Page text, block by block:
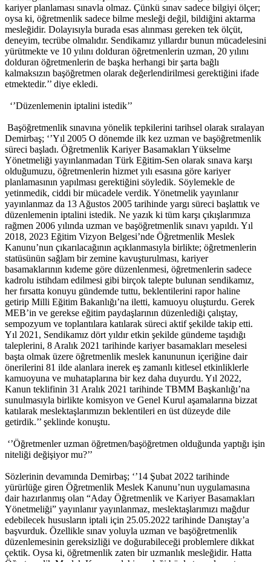
kariyer planlaması sınavla olmaz. Çünkü sınav sadece bilgiyi ölçer;
oysa ki, öğretmenlik sadece bilme mesleği değil, bildiğini aktarma
mesleğidir. Dolayısıyla burada esas alınması gereken tek ölçüt,
deneyim, tecrübe olmalıdır. Sendikamız yıllardır bunun mücadelesini
yürütmekte ve 10 yılını dolduran öğretmenlerin uzman, 20 yılını
dolduran öğretmenlerin de başka herhangi bir şarta bağlı
kalmaksızın başöğretmen olarak değerlendirilmesi gerektiğini ifade
etmektedir.’’ diye ekledi.
‘’Düzenlemenin iptalini istedik’’
Başöğretmenlik sınavına yönelik tepkilerini tarihsel olarak sıralayan
Demirbaş; ‘’Yıl 2005 O dönemde ilk kez uzman ve başöğretmenlik
süreci başladı. Öğretmenlik Kariyer Basamakları Yükselme
Yönetmeliği yayınlanmadan Türk Eğitim-Sen olarak sınava karşı
olduğumuzu, öğretmenlerin hizmet yılı esasına göre kariyer
planlamasının yapılması gerektiğini söyledik. Söylemekle de
yetinmedik, ciddi bir mücadele verdik. Yönetmelik yayınlanır
yayınlanmaz da 13 Ağustos 2005 tarihinde yargı süreci başlattık ve
düzenlemenin iptalini istedik. Ne yazık ki tüm karşı çıkışlarımıza
rağmen 2006 yılında uzman ve başöğretmenlik sınavı yapıldı. Yıl
2018, 2023 Eğitim Vizyon Belgesi’nde Öğretmenlik Meslek
Kanunu’nun çıkarılacağının açıklanmasıyla birlikte; öğretmenlerin
statüsünün sağlam bir zemine kavuşturulması, kariyer
basamaklarının kıdeme göre düzenlenmesi, öğretmenlerin sadece
kadrolu istihdam edilmesi gibi birçok talepte bulunan sendikamız,
her fırsatta konuyu gündemde tuttu, beklentilerini rapor haline
getirip Milli Eğitim Bakanlığı’na iletti, kamuoyu oluşturdu. Gerek
MEB’in ve gerekse eğitim paydaşlarının düzenlediği çalıştay,
sempozyum ve toplantılara katılarak süreci aktif şekilde takip etti.
Yıl 2021, Sendikamız dört yıldır etkin şekilde gündeme taşıdığı
taleplerini, 8 Aralık 2021 tarihinde kariyer basamakları meselesi
başta olmak üzere öğretmenlik meslek kanununun içeriğine dair
önerilerini 81 ilde alanlara inerek eş zamanlı kitlesel etkinliklerle
kamuoyuna ve muhataplarına bir kez daha duyurdu. Yıl 2022,
Kanun teklifinin 31 Aralık 2021 tarihinde TBMM Başkanlığı’na
sunulmasıyla birlikte komisyon ve Genel Kurul aşamalarına bizzat
katılarak meslektaşlarımızın beklentileri en üst düzeyde dile
getirdik.’’ şeklinde konuştu.
‘’Öğretmenler uzman öğretmen/başöğretmen olduğunda yaptığı işin
niteliği değişiyor mu?’’
Sözlerinin devamında Demirbaş; ‘’14 Şubat 2022 tarihinde
yürürlüğe giren Öğretmenlik Meslek Kanunu’nun uygulamasına
dair hazırlanmış olan “Aday Öğretmenlik ve Kariyer Basamakları
Yönetmeliği” yayınlanır yayınlanmaz, meslektaşlarımızı mağdur
edebilecek hususların iptali için 25.05.2022 tarihinde Danıştay’a
başvurduk. Özellikle sınav yoluyla uzman ve başöğretmenlik
düzenlemesinin gereksizliği ve doğurabileceği problemlere dikkat
çektik. Oysa ki, öğretmenlik zaten bir uzmanlık mesleğidir. Hatta